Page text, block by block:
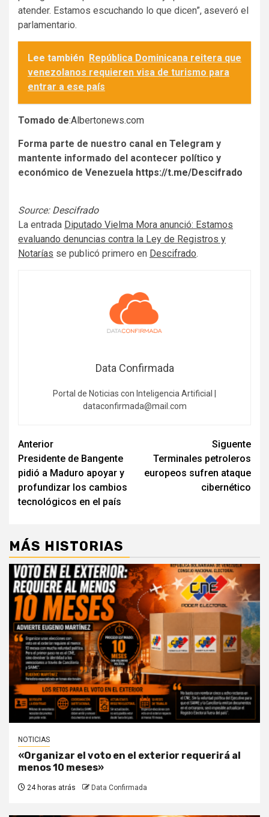
atender. Estamos escuchando lo que dicen”, aseveró el
parlamentario.
Lee también República Dominicana reitera que
venezolanos requieren visa de turismo para
entrar a ese país
Tomado de:Albertonews.com
Forma parte de nuestro canal en Telegram y
mantente informado del acontecer político y
económico de Venezuela https://t.me/Descifrado
Source: Descifrado
La entrada Diputado Vielma Mora anunció: Estamos
evaluando denuncias contra la Ley de Registros y
Notarías se publicó primero en Descifrado.
Data Confirmada
Portal de Noticias con Inteligencia Artificial |
dataconfirmada@mail.com
Navegación
de
entradas
Anterior
Presidente de Bangente
pidió a Maduro apoyar y
profundizar los cambios
tecnológicos en el país
Siguente
Terminales petroleros
europeos sufren ataque
cibernético
MÁS HISTORIAS
NOTICIAS
«Organizar el voto en el exterior requerirá al
menos 10 meses»
24 horas atrás Data Confirmada